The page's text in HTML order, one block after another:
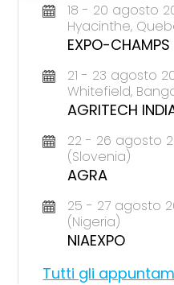
18 - 20 agosto
Hyacinthe,
EXPO-CHAMPS
21 - 23 agosto
Whitefield,
AGRITECH
22 - 26 agosto
(Slovenia)
AGRA
25 - 27 agosto
(Nigeria)
NIAEXPO
Tutti gli